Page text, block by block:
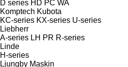
D series HD PC WA
Komptech Kubota
KC-series KX-series U-series
Liebherr
A-series LH PR R-series
Linde
H-series
Ljungby Maskin